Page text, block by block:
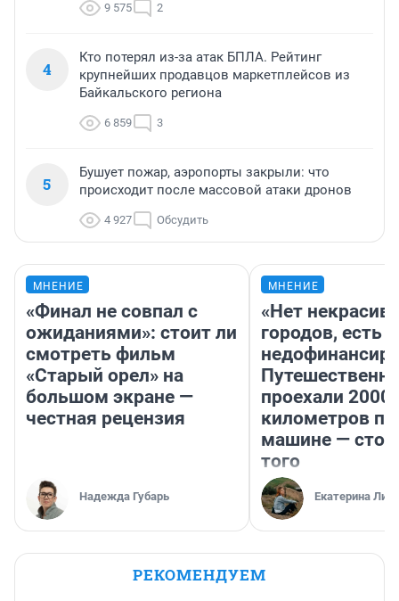
9 575 2
4
Кто потерял из-за атак БПЛА. Рейтинг
крупнейших продавцов маркетплейсов из
Байкальского региона
6 859 3
5
Бушует пожар, аэропорты закрыли: что
происходит после массовой атаки дронов
4 927 Обсудить
МНЕНИЕ
«Финал не совпал с
ожиданиями»: стоит ли
смотреть фильм
«Старый орел» на
большом экране —
честная рецензия
Надежда Губарь
МНЕНИЕ
«Нет
городов, есть
проехали 2000
километров по
машине —
того
Екатерина
РЕКОМЕНДУЕМ